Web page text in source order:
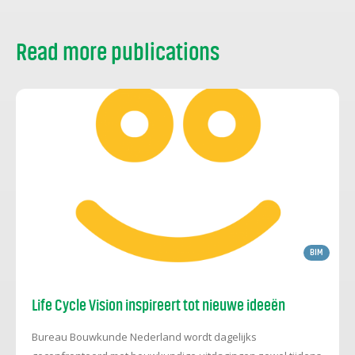
Read more publications
BIM
Life Cycle Vision inspireert tot nieuwe ideeën
Bureau Bouwkunde Nederland wordt dagelijks